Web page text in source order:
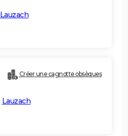
Lauzach
Créer une cagnotte obsèques
Lauzach